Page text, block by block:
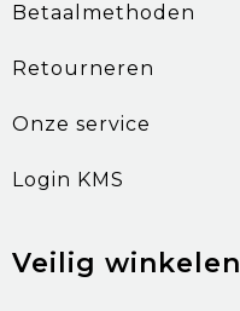
Betaalmethoden
Retourneren
Onze service
Login KMS
Veilig winkelen